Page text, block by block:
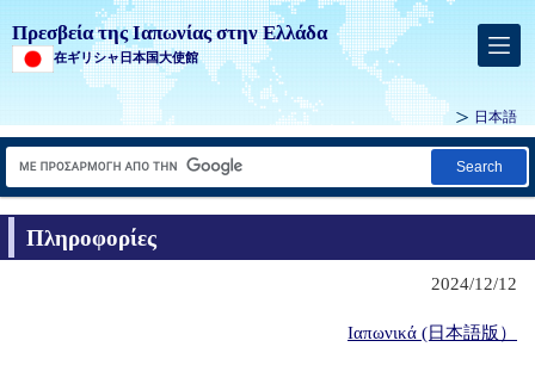
Πρεσβεία της Ιαπωνίας στην Ελλάδα
在ギリシャ日本国大使館
日本語
Search
Πληροφορίες
2024/12/12
Ιαπωνικά (日本語版）